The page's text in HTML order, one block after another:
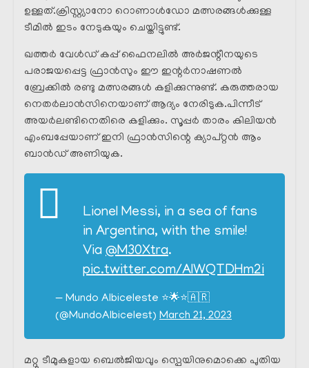
ഉള്ളത്.ക്രിസ്റ്റ്യാനോ റൊണാൾഡോ മത്സരങ്ങൾക്കുള്ള
ടീമിൽ ഇടം നേടുകയും ചെയ്തിട്ടുണ്ട്.
ഖത്തർ വേൾഡ് കപ്പ് ഫൈനലിൽ അർജന്റീനയുടെ
പരാജയപ്പെട്ട ഫ്രാൻസും ഈ ഇന്റർനാഷണൽ
ബ്രേക്കിൽ രണ്ടു മത്സരങ്ങൾ കളിക്കുന്നുണ്ട്. കരുത്തരായ
നെതർലാൻസിനെയാണ് ആദ്യം നേരിടുക.പിന്നീട്
അയർലണ്ടിനെതിരെ കളിക്കും. സൂപ്പർ താരം കിലിയൻ
എംബപ്പേയാണ് ഇനി ഫ്രാൻസിന്റെ ക്യാപ്റ്റൻ ആം
ബാൻഡ് അണിയുക.
Lionel Messi, in a sea of fans
in Argentina, with the smile!
Via @M30Xtra.
pic.twitter.com/AIWQTDHm2i
— Mundo Albiceleste ⭐🌟⭐🇦🇷
(@MundoAlbicelest) March 21, 2023
മറ്റു ടീമുകളായ ബെൽജിയവും സ്പെയിനുമൊക്കെ പുതിയ